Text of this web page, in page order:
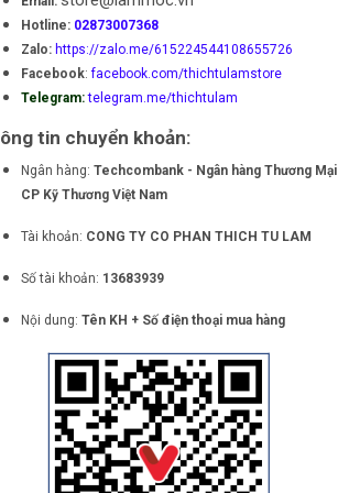
Hotline: 02873007368
Zalo: https://zalo.me/615224544108655726
Facebook:facebook.com/thichtulamstore
Telegram: telegram.me/thichtulam
tin chuyển khoản:
Ngân hàng: Techcombank - Ngân hàng Thương Mại
CP Kỹ Thương Việt Nam
Tài khoản: CONG TY CO PHAN THICH TU LAM
Số tài khoản: 13683939
Nội dung: Tên KH + Số điện thoại mua hàng